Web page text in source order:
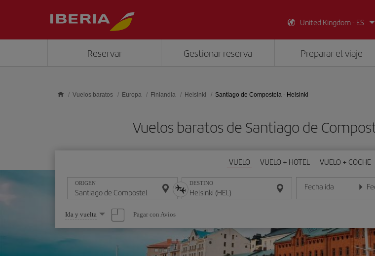
United Kingdom - ES
Reservar Gestionar reserva Preparar el viaje
Vuelos baratos Europa Finlandia Helsinki Santiago de Compostela - Helsinki
Vuelos baratos de Santiago de
VUELO VUELO + HOTEL VUELO + COCHE
ORIGEN DESTINO Fecha ida
Introduce la fecha en
Seleccione
una
opción
Ida y vuelta Pagar con Avios